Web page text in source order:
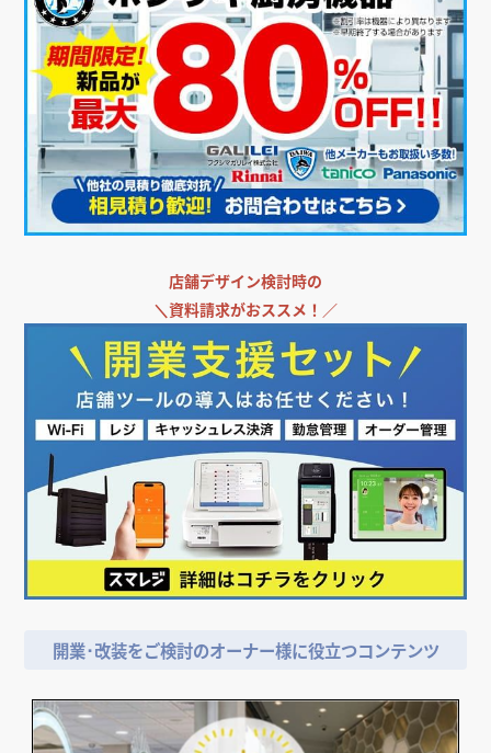
＼飲食店担当者・納入業者の方必見!／
店舗デザイン検討時の
＼資料請求がおススメ！／